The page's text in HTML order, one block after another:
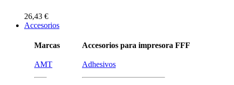
26,43 €
Accesorios
Marcas
AMT
Accesorios para impresora FFF
Adhesivos